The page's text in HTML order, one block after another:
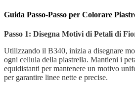
Guida Passo-Passo per Colorare
Passo 1: Disegna Motivi di Petali di
Utilizzando il B340, inizia a disegnare
ogni cellula della piastrella. Mantieni i
equidistanti per mantenere un motivo
per garantire linee nette e precise.